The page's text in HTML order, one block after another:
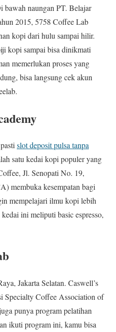
naungan PT. Belajar
2015, 5758 Coffee Lab
kopi dari hulu sampai hilir.
kopi sampai bisa dinikmati
memerlukan proses yang
bisa langsung cek akun
slot deposit pulsa tanpa
satu kedai kopi populer yang
Jl. Senopati No. 19,
membuka kesempatan bagi
mempelajari ilmu kopi lebih
ini meliputi basic espresso,
Jakarta Selatan. Caswell’s
Specialty Coffee Association of
punya program pelatihan
ikuti program ini, kamu bisa